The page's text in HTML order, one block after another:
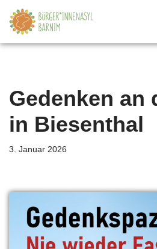
Zum
Inhalt
Gedenken an
in Biesenthal
3. Januar 2026